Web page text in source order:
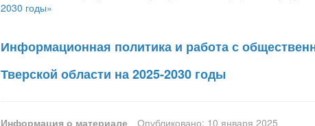
2030 годы»
Информационная политика и работа с
Тверской области на 2025-2030 годы
Информация о материале
Опубликовано: 10 января 2025